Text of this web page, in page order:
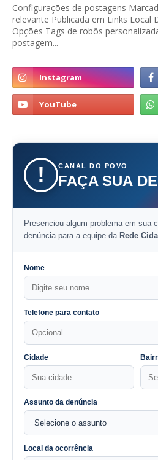
Configurações de postagens
relevante Publicada em Links Local
Opções Tags de robôs
postagem...
! CANAL DO POVO
FAÇA SUA
Presenciou algum problema em sua
denúncia para a equipe da Rede
Nome
Telefone para contato
Cidade
Assunto da denúncia
Local da ocorrência